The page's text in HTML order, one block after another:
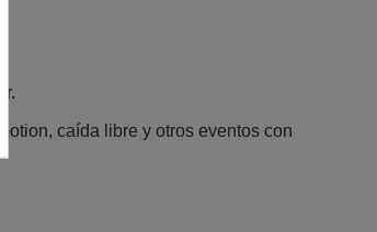
caída libre y otros eventos con